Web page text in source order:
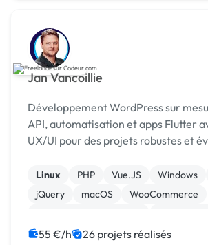
Jan Vancoillie
Développement WordPress sur
API, automatisation et apps Flutter
UX/UI pour des projets robustes et
Linux PHP Vue.JS Windows
jQuery
macOS
WooCommerce
55 €/h 26 projets réalisés